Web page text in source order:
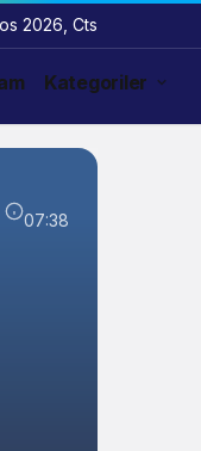
2026, Cts
Kategoriler
07:38